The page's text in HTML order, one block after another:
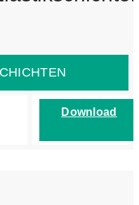
Download